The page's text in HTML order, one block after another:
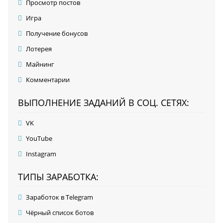
Просмотр постов
Игра
Получение бонусов
Лотерея
Майнинг
Комментарии
ВЫПОЛНЕНИЕ ЗАДАНИЙ В СОЦ. СЕТЯХ:
VK
YouTube
Instagram
ТИПЫ ЗАРАБОТКА:
Заработок в Telegram
Чёрный список ботов